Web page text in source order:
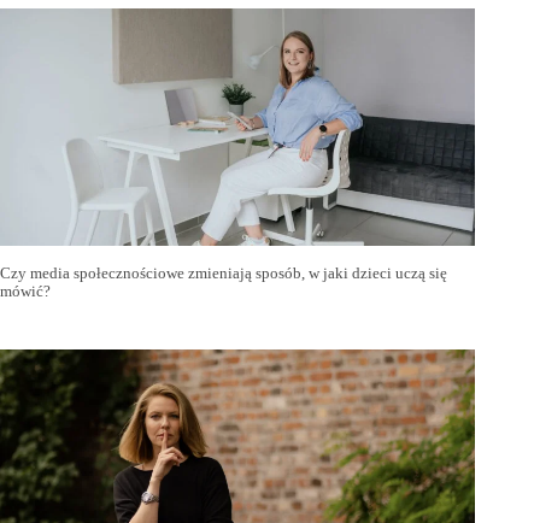
Czy media społecznościowe zmieniają sposób, w jaki dzieci uczą się
mówić?